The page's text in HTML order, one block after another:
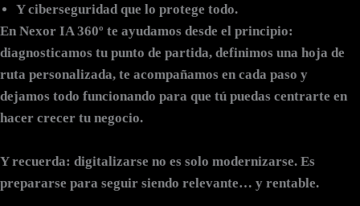
Y ciberseguridad que lo protege todo.
En Nexor IA 360º te ayudamos desde el principio:
diagnosticamos tu punto de partida, definimos una hoja de
ruta personalizada, te acompañamos en cada paso y
dejamos todo funcionando para que tú puedas centrarte en
hacer crecer tu negocio.
Y recuerda: digitalizarse no es solo modernizarse. Es
prepararse para seguir siendo relevante… y rentable.